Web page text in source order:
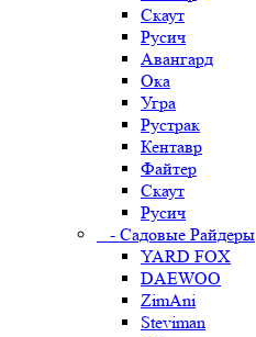
Скаут
Русич
Авангард
Ока
Угра
Рустрак
Кентавр
Файтер
Скаут
Русич
- Садовые Райдеры
YARD FOX
DAEWOO
ZimAni
Steviman